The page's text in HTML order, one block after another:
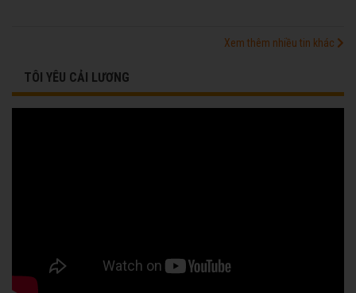
Xem thêm nhiều tin khác
TÔI YÊU CẢI LƯƠNG